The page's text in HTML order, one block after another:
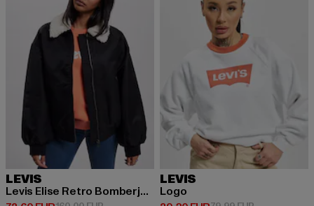
LEVIS
Levis Elise Retro Bomberjacke
LEVIS
Logo